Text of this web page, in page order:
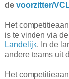
de voorzitter/
Het
is te vinden via
Landelijk. In de
andere teams uit
Het